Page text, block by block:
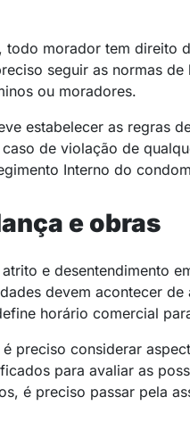
todo morador tem direito
seguir as normas
ou moradores.
estabelecer as regras
de violação de
Interno do
e obras
e desentendimento
devem acontecer
horário comercial
preciso considerar
para avaliar as
é preciso passar pela